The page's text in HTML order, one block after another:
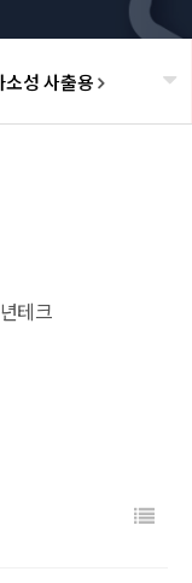
소성 사출용
테크